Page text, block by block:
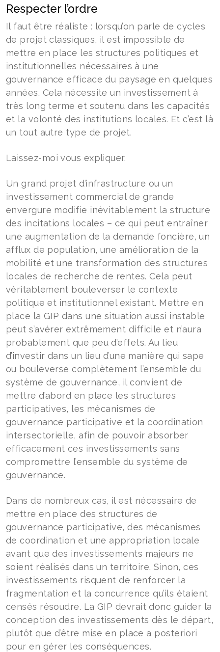
Respecter l’ordre
Il faut être réaliste : lorsqu’on parle de cycles
de projet classiques, il est impossible de
mettre en place les structures politiques et
institutionnelles nécessaires à une
gouvernance efficace du paysage en quelques
années. Cela nécessite un investissement à
très long terme et soutenu dans les capacités
et la volonté des institutions locales. Et c’est là
un tout autre type de projet.
Laissez-moi vous expliquer.
Un grand projet d’infrastructure ou un
investissement commercial de grande
envergure modifie inévitablement la structure
des incitations locales – ce qui peut entraîner
une augmentation de la demande foncière, un
afflux de population, une amélioration de la
mobilité et une transformation des structures
locales de recherche de rentes. Cela peut
véritablement bouleverser le contexte
politique et institutionnel existant. Mettre en
place la GIP dans une situation aussi instable
peut s’avérer extrêmement difficile et n’aura
probablement que peu d’effets. Au lieu
d’investir dans un lieu d’une manière qui sape
ou bouleverse complètement l’ensemble du
système de gouvernance, il convient de
mettre d’abord en place les structures
participatives, les mécanismes de
gouvernance participative et la coordination
intersectorielle, afin de pouvoir absorber
efficacement ces investissements sans
compromettre l’ensemble du système de
gouvernance.
Dans de nombreux cas, il est nécessaire de
mettre en place des structures de
gouvernance participative, des mécanismes
de coordination et une appropriation locale
avant que des investissements majeurs ne
soient réalisés dans un territoire. Sinon, ces
investissements risquent de renforcer la
fragmentation et la concurrence qu’ils étaient
censés résoudre. La GIP devrait donc guider la
conception des investissements dès le départ,
plutôt que d’être mise en place a posteriori
pour en gérer les conséquences.